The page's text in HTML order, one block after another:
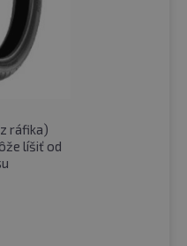
ráfika)
líšiť od